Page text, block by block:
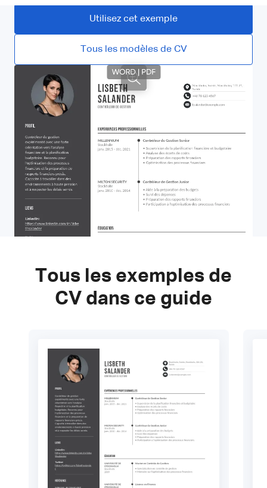
Utilisez cet exemple
Tous les modèles de CV
Tous les exemples de
CV dans ce guide